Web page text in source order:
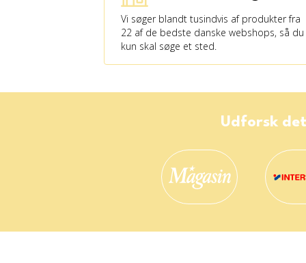
Vi søger blandt tusindvis af produkter fra
22 af de bedste danske webshops, så du
kun skal søge et sted.
Udforsk